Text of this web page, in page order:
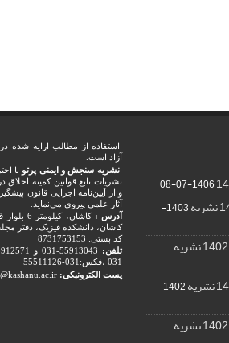
1406-07-08
1403-
1402-
استفاده از مطالب ارایه شده در
آزاد است.
نشریه سنجش و ایمنی پرتو با
و از آیین‌نامه اجرایی قانون
آثار علمی پیروی می‌نماید.
آدرس :
کاشان،
کاشان، دانشکده فیزیک، دفتر
کد پستی: 8731753153
تلفن:
031 ،فکس:031-55511126
پست الکترونیکی: